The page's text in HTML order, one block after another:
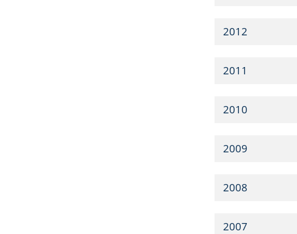
2012
2011
2010
2009
2008
2007